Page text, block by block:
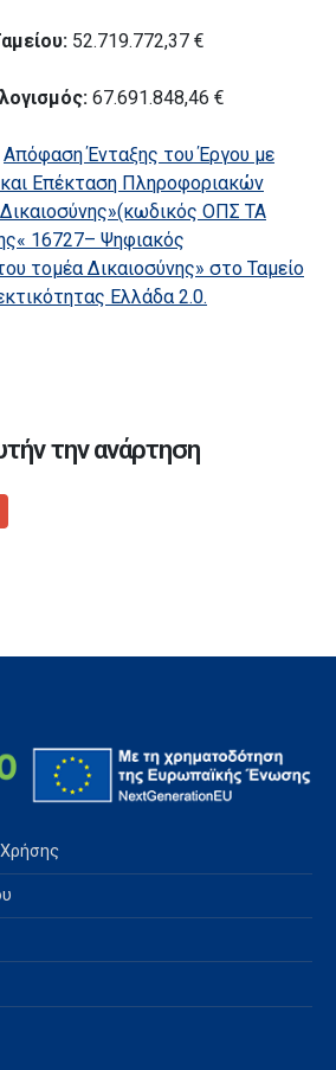
52.719.772,37 €
67.691.848,46 €
Απόφαση Ένταξης του Έργου με
Επέκταση Πληροφοριακών
ΟΠΣ ΤΑ
16727– Ψηφιακός
τομέα Δικαιοσύνης» στο Ταμείο
Ελλάδα 2.0.
την ανάρτηση